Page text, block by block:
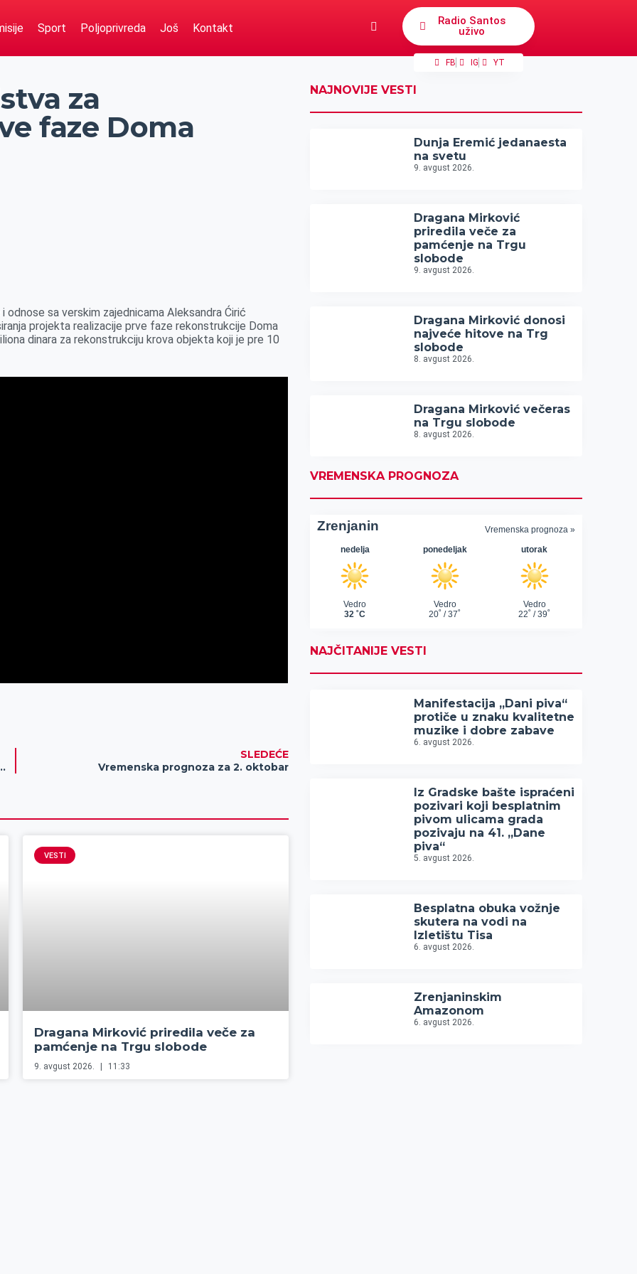
Sport Poljoprivreda Još Kontakt
Radio Santos
uživo
FB IG YT
za
faze Doma
sa verskim zajednicama Aleksandra Ćirić
projekta realizacije prve faze rekonstrukcije Doma
dinara za rekonstrukciju krova objekta koji je pre 10
takmičenju „Jesenji kup Subotice“
SLEDEĆE
Vremenska prognoza za 2. oktobar
VESTI
Dragana Mirković priredila veče za
pamćenje na Trgu slobode
9. avgust 2026. 11:33
NAJNOVIJE VESTI
Dunja Eremić jedanaesta
na svetu
9. avgust 2026.
Dragana Mirković
priredila veče za
pamćenje na Trgu
slobode
9. avgust 2026.
Dragana Mirković donosi
najveće hitove na Trg
slobode
8. avgust 2026.
Dragana Mirković večeras
na Trgu slobode
8. avgust 2026.
VREMENSKA PROGNOZA
NAJČITANIJE VESTI
Manifestacija „Dani piva“
protiče u znaku kvalitetne
muzike i dobre zabave
6. avgust 2026.
Iz Gradske bašte ispraćeni
pozivari koji besplatnim
pivom ulicama grada
pozivaju na 41. „Dane
piva“
5. avgust 2026.
Besplatna obuka vožnje
skutera na vodi na
Izletištu Tisa
6. avgust 2026.
Zrenjaninskim
Amazonom
6. avgust 2026.